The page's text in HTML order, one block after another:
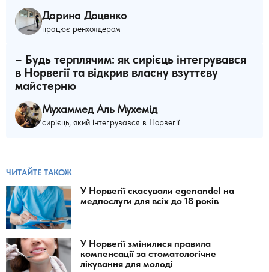
Дарина Доценко
працює ренхолдером
– Будь терплячим: як сирієць інтегрувався
в Норвегії та відкрив власну взуттєву
майстерню
Мухаммед Аль Мухемід
сирієць, який інтегрувався в Норвегії
ЧИТАЙТЕ ТАКОЖ
У Норвегії скасували egenandel на
медпослуги для всіх до 18 років
У Норвегії змінилися правила
компенсації за стоматологічне
лікування для молоді